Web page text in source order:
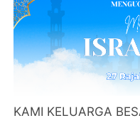
KAMI KELUARGA